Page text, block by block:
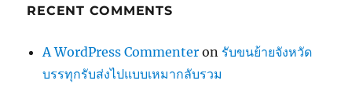
RECENT COMMENTS
A WordPress Commenter on รับขนย้ายจังหวัด
บรรทุกรับส่งไปแบบเหมากลับรวม